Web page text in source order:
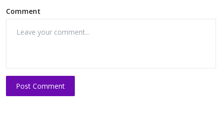
Comment
Post Comment